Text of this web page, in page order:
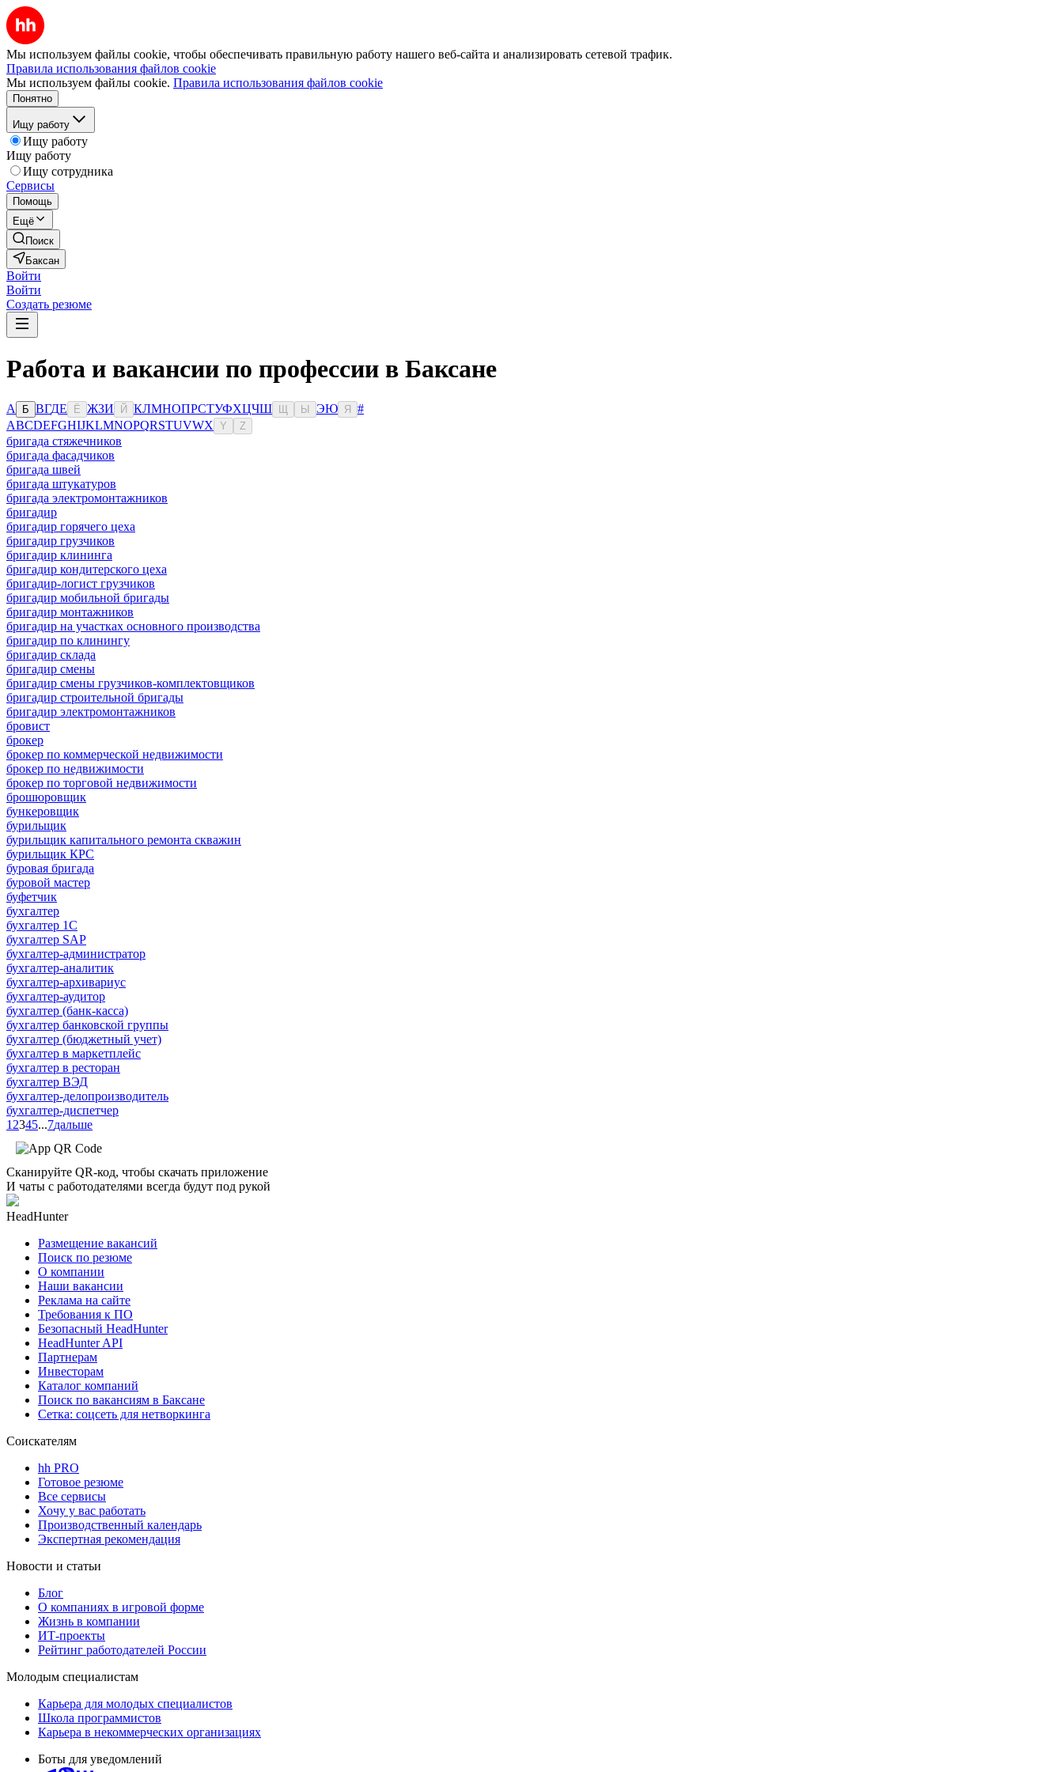
Мы используем файлы cookie, чтобы обеспечивать правильную работу нашего веб-сайта и анализировать сетевой трафик.
Правила использования файлов cookie
Мы используем файлы cookie. Правила использования файлов cookie
Понятно
Ищу работу
Ищу работу
Ищу работу
Ищу сотрудника
Сервисы
Помощь
Ещё
Поиск
Баксан
Войти
Войти
Создать резюме
Работа и вакансии по профессии в Баксане
А Б ВГДЕ Ё ЖЗИ Й КЛМНОПРСТУФХЦЧШ Ы ЭЮ Я
#
ABCDEFGHIJKLMNOPQRSTUVWX Y Z
бригада стяжечников
бригада фасадчиков
бригада швей
бригада штукатуров
бригада электромонтажников
бригадир
бригадир горячего цеха
бригадир грузчиков
бригадир клининга
бригадир кондитерского цеха
бригадир-логист грузчиков
бригадир мобильной бригады
бригадир монтажников
бригадир на участках основного производства
бригадир по клинингу
бригадир склада
бригадир смены
бригадир смены грузчиков-комплектовщиков
бригадир строительной бригады
бригадир электромонтажников
бровист
брокер
брокер по коммерческой недвижимости
брокер по недвижимости
брокер по торговой недвижимости
брошюровщик
бункеровщик
бурильщик
бурильщик капитального ремонта скважин
бурильщик КРС
буровая бригада
буровой мастер
буфетчик
бухгалтер
бухгалтер 1C
бухгалтер SAP
бухгалтер-администратор
бухгалтер-аналитик
бухгалтер-архивариус
бухгалтер-аудитор
бухгалтер (банк-касса)
бухгалтер банковской группы
бухгалтер (бюджетный учет)
бухгалтер в маркетплейс
бухгалтер в ресторан
бухгалтер ВЭД
бухгалтер-делопроизводитель
бухгалтер-диспетчер
1 2345...7дальше
Сканируйте QR-код, чтобы скачать приложение
И чаты с работодателями всегда будут под рукой
HeadHunter
Размещение вакансий
Поиск по резюме
О компании
Наши вакансии
Реклама на сайте
Требования к ПО
Безопасный HeadHunter
HeadHunter API
Партнерам
Инвесторам
Каталог компаний
Поиск по вакансиям в Баксане
Сетка: соцсеть для нетворкинга
Соискателям
hh PRO
Готовое резюме
Все сервисы
Хочу у вас работать
Производственный календарь
Экспертная рекомендация
Новости и статьи
Блог
О компаниях в игровой форме
Жизнь в компании
ИТ-проекты
Рейтинг работодателей России
Молодым специалистам
Карьера для молодых специалистов
Школа программистов
Карьера в некоммерческих организациях
Боты для уведомлений